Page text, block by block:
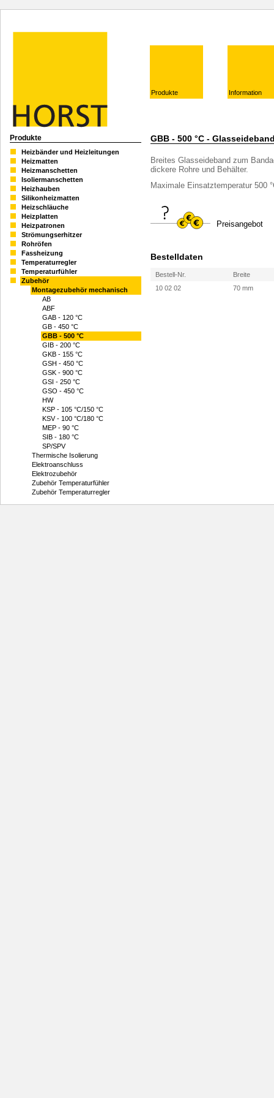
Produkte Information
Produkte
Heizbänder und Heizleitungen
Heizmatten
Heizmanschetten
Isoliermanschetten
Heizhauben
Silikonheizmatten
Heizschläuche
Heizplatten
Heizpatronen
Strömungserhitzer
Rohröfen
Fassheizung
Temperaturregler
Temperaturfühler
Zubehör
Montagezubehör mechanisch
AB
ABF
GAB - 120 °C
GB - 450 °C
GBB - 500 °C
GIB - 200 °C
GKB - 155 °C
GSH - 450 °C
GSK - 900 °C
GSI - 250 °C
GSO - 450 °C
HW
KSP - 105 °C/150 °C
KSV - 100 °C/180 °C
MEP - 90 °C
SIB - 180 °C
SP/SPV
Thermische Isolierung
Elektroanschluss
Elektrozubehör
Zubehör Temperaturfühler
Zubehör Temperaturregler
GBB - 500 °C -
Breites Glasseideband zum
dickere Rohre und Behälter.
Maximale Einsatztemperatur 500
Preisangebot
Bestelldaten
Bestell-Nr.
Breite
10 02 02
70 mm